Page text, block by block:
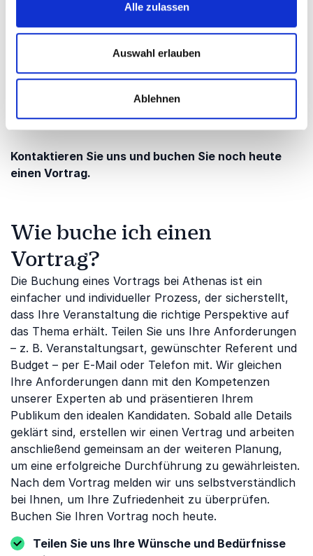
Alle zulassen
Auswahl erlauben
Ablehnen
Kundenveranstaltung
Strategieworkshop
Kontaktieren Sie uns und buchen Sie noch heute
einen Vortrag.
Wie buche ich einen
Vortrag?
Die Buchung eines Vortrags bei Athenas ist ein
einfacher und individueller Prozess, der sicherstellt,
dass Ihre Veranstaltung die richtige Perspektive auf
das Thema erhält. Teilen Sie uns Ihre Anforderungen
– z. B. Veranstaltungsart, gewünschter Referent und
Budget – per E-Mail oder Telefon mit. Wir gleichen
Ihre Anforderungen dann mit den Kompetenzen
unserer Experten ab und präsentieren Ihrem
Publikum den idealen Kandidaten. Sobald alle Details
geklärt sind, erstellen wir einen Vertrag und arbeiten
anschließend gemeinsam an der weiteren Planung,
um eine erfolgreiche Durchführung zu gewährleisten.
Nach dem Vortrag melden wir uns selbstverständlich
bei Ihnen, um Ihre Zufriedenheit zu überprüfen.
Buchen Sie Ihren Vortrag noch heute.
Teilen Sie uns Ihre Wünsche und Bedürfnisse